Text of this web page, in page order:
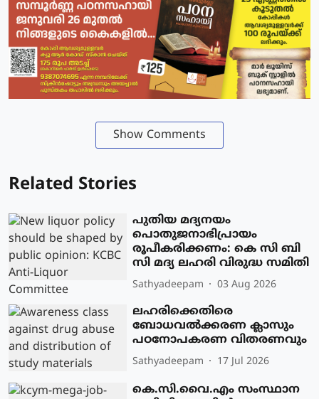
Show Comments
Related Stories
പുതിയ മദ്യനയം
പൊതുജനാഭിപ്രായം
രൂപീകരിക്കണം: കെ സി ബി
സി മദ്യ ലഹരി വിരുദ്ധ സമിതി
Sathyadeepam 03 Aug 2026
ലഹരിക്കെതിരെ
ബോധവൽക്കരണ ക്ലാസും
പഠനോപകരണ വിതരണവും
Sathyadeepam 17 Jul 2026
കെ.സി.വൈ.എം സംസ്ഥാന